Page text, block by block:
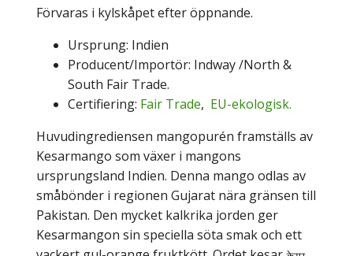
Förvaras i kylskåpet efter öppnande.
Ursprung: Indien
Producent/Importör: Indway /North &
South Fair Trade.
Certifiering: Fair Trade, EU-ekologisk.
Huvudingrediensen mangopurén framställs av
Kesarmango som växer i mangons
ursprungsland Indien. Denna mango odlas av
småbönder i regionen Gujarat nära gränsen till
Pakistan. Den mycket kalkrika jorden ger
Kesarmangon sin speciella söta smak och ett